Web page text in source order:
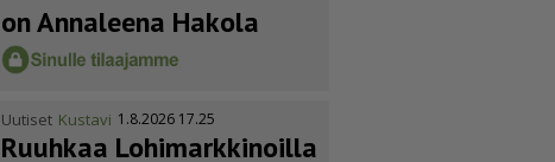
on Annaleena Hakola
Uutiset Kustavi 1.8.2026 17.25
Ruuhkaa Lohimark­ki­noilla